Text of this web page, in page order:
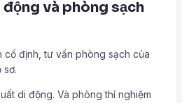
và phòng sạch
cố định, tư vấn phòng sạch của
sơ.
di động. Và phòng thí nghiệm